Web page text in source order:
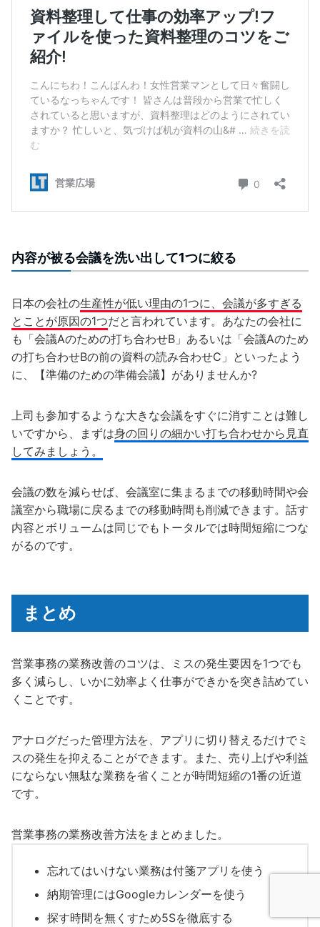
内容が被る会議を洗い出して1つに絞る
日本の会社の生産性が低い理由の1つに、会議が多すぎる
とことが原因の1つだと言われています。あなたの会社に
も「会議Aのための打ち合わせB」あるいは「会議Aのため
の打ち合わせBの前の資料の読み合わせC」といったよう
に、【準備のための準備会議】がありませんか?
上司も参加するような大きな会議をすぐに消すことは難し
いですから、まずは身の回りの細かい打ち合わせから見直
してみましょう。
会議の数を減らせば、会議室に集まるまでの移動時間や会
議室から職場に戻るまでの移動時間も削減できます。話す
内容とボリュームは同じでもトータルでは時間短縮につな
がるのです。
まとめ
営業事務の業務改善のコツは、ミスの発生要因を1つでも
多く減らし、いかに効率よく仕事ができかを突き詰めてい
くことです。
アナログだった管理方法を、アプリに切り替えるだけでミ
スの発生を抑えることができます。また、売り上げや利益
にならない無駄な業務を省くことが時間短縮の1番の近道
です。
営業事務の業務改善方法をまとめました。
忘れてはいけない業務は付箋アプリを使う
納期管理にはGoogleカレンダーを使う
探す時間を無くすため5Sを徹底する